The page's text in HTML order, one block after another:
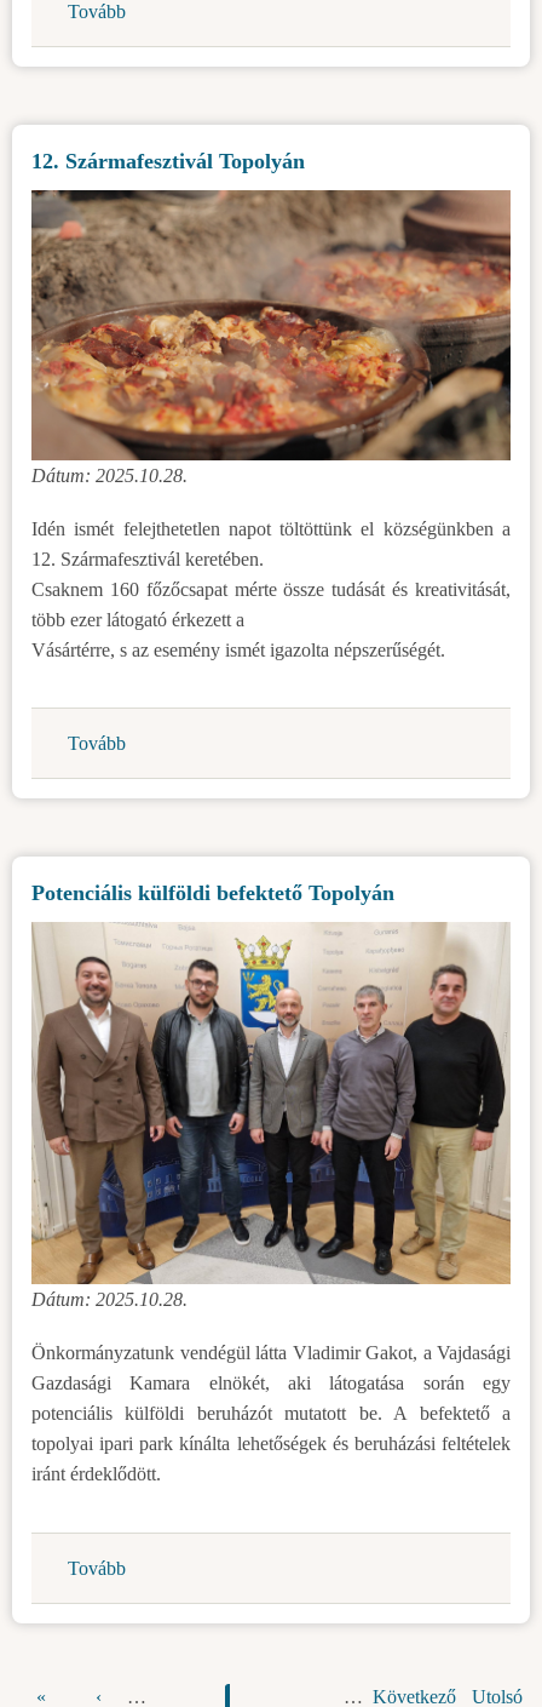
Tovább
a
2026.
határozat
tervezetéről)
12. Szármafesztivál Topolyán
Dátum: 2025.10.28.
Idén ismét felejthetetlen napot töltöttünk el községünkben a
12. Szármafesztivál keretében.
Csaknem 160 főzőcsapat mérte össze tudását és kreativitását,
több ezer látogató érkezett a
Vásártérre, s az esemény ismét igazolta népszerűségét.
Tovább
Szármafesztivál
Topolyán)
Potenciális külföldi befektető Topolyán
Dátum: 2025.10.28.
Önkormányzatunk vendégül látta Vladimir Gakot, a Vajdasági
Gazdasági Kamara elnökét, aki látogatása során egy
potenciális külföldi beruházót mutatott be. A befektető a
topolyai ipari park kínálta lehetőségek és beruházási feltételek
iránt érdeklődött.
Tovább
külföldi
befektető
Oldalszámozás
Első
«
Előző
‹
…
OldalOldal
… Következő
Következő
Utolsó
Utolsó